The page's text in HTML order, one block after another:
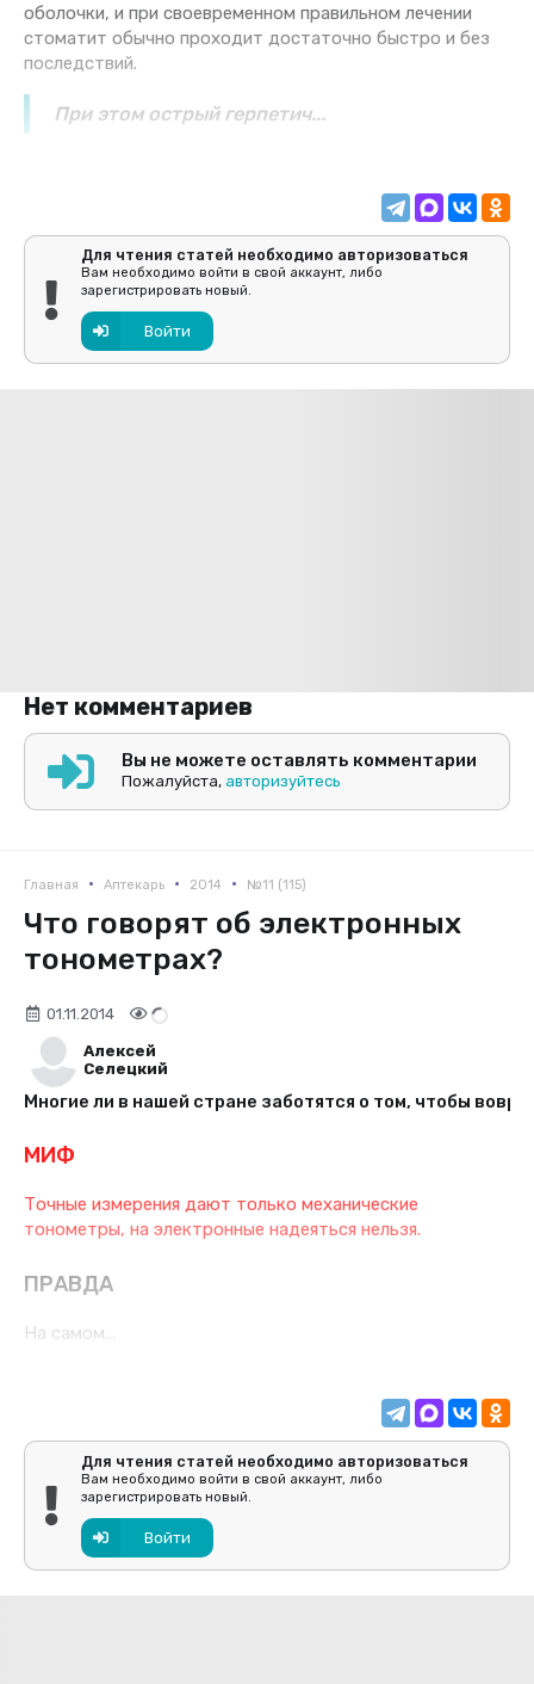
оболочки, и при своевременном правильном лечении
стоматит обычно проходит достаточно быстро и без
последствий.
При этом острый герпетич...
Для чтения статей необходимо авторизоваться
Вам необходимо войти в свой аккаунт, либо
зарегистрировать новый.
Войти
Нет комментариев
Вы не можете оставлять комментарии
Пожалуйста, авторизуйтесь
Главная • Аптекарь • 2014 • №11 (115)
Что говорят об электронных
тонометрах?
01.11.2014
Алексей
Селецкий
Многие ли в нашей стране заботятся о том, чтобы
МИФ
Точные измерения дают только механические
тонометры, на электронные надеяться нельзя.
ПРАВДА
На самом...
Для чтения статей необходимо авторизоваться
Вам необходимо войти в свой аккаунт, либо
зарегистрировать новый.
Войти